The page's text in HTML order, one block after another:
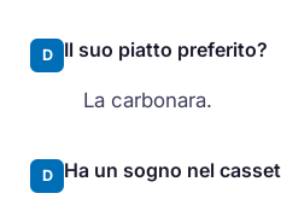
D Il suo piatto preferito?
La carbonara.
D Ha un sogno nel